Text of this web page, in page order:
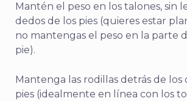
Mantén el peso en los talones, sin
dedos de los pies (quieres estar
no mantengas el peso en la parte
pie).
Mantenga las rodillas detrás de los
pies (idealmente en línea con los